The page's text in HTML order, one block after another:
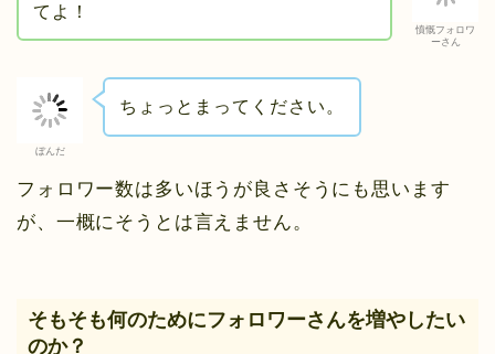
憤慨フォロワ
ーさん
てよ！
ぼんだ
ちょっとまってください。
フォロワー数は多いほうが良さそうにも思います
が、一概にそうとは言えません。
そもそも何のためにフォロワーさんを増やしたい
のか？